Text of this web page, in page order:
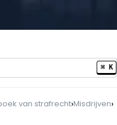
⌘ K
van strafrecht›Misdrijven›